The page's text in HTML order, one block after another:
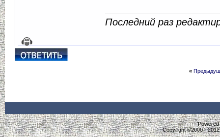
Последний раз
«
Powered
Copyright ©2000 -